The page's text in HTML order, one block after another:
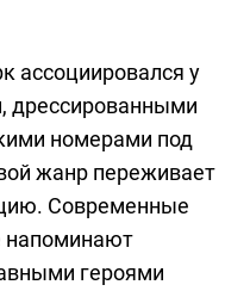
ассоциировался у
дрессированными
номерами под
жанр переживает
Современные
напоминают
героями